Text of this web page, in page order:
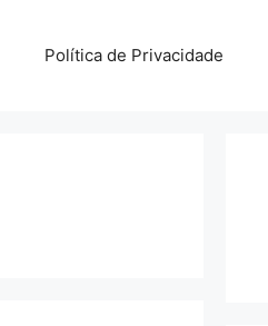
Política de Privacidade